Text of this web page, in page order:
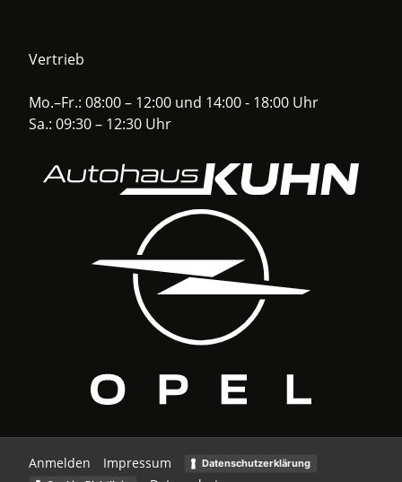
Vertrieb
Mo.–Fr.: 08:00 – 12:00 und 14:00 - 18:00 Uhr
Sa.: 09:30 – 12:30 Uhr
Anmelden Impressum
Datenschutzerklärung